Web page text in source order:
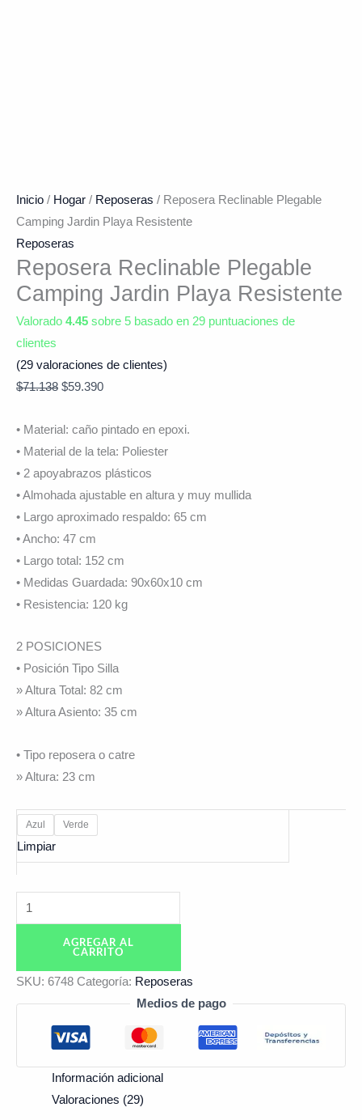
Inicio / Hogar / Reposeras / Reposera Reclinable Plegable
Camping Jardin Playa Resistente
Reposeras
Reposera Reclinable Plegable
Camping Jardin Playa Resistente
Valorado 4.45 sobre 5 basado en 29 puntuaciones de
clientes
(29 valoraciones de clientes)
$71.138 $59.390
• Material: caño pintado en epoxi.
• Material de la tela: Poliester
• 2 apoyabrazos plásticos
• Almohada ajustable en altura y muy mullida
• Largo aproximado respaldo: 65 cm
• Ancho: 47 cm
• Largo total: 152 cm
• Medidas Guardada: 90x60x10 cm
• Resistencia: 120 kg
2 POSICIONES
• Posición Tipo Silla
» Altura Total: 82 cm
» Altura Asiento: 35 cm
• Tipo reposera o catre
» Altura: 23 cm
Azul Verde
Limpiar
AGREGAR AL
CARRITO
SKU: 6748 Categoría: Reposeras
Medios de pago
Información adicional
Valoraciones (29)